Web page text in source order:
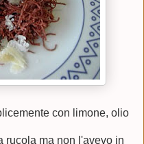
con limone, olio
rucola ma non l'avevo in